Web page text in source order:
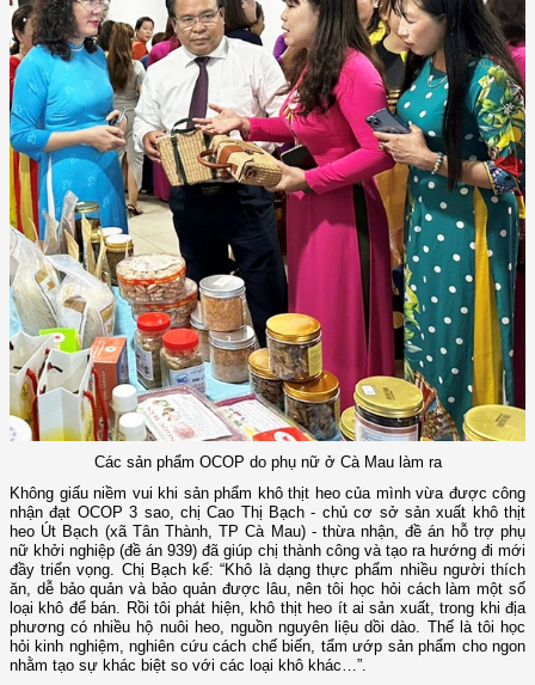
Các sản phẩm OCOP do phụ nữ ở Cà Mau làm ra
Không giấu niềm vui khi sản phẩm khô thịt heo của mình vừa được công
nhận đạt OCOP 3 sao, chị Cao Thị Bạch - chủ cơ sở sản xuất khô thịt
heo Út Bạch (xã Tân Thành, TP Cà Mau) - thừa nhận, đề án hỗ trợ phụ
nữ khởi nghiệp (đề án 939) đã giúp chị thành công và tạo ra hướng đi mới
đầy triển vọng. Chị Bạch kể: “Khô là dạng thực phẩm nhiều người thích
ăn, dễ bảo quản và bảo quản được lâu, nên tôi học hỏi cách làm một số
loại khô để bán. Rồi tôi phát hiện, khô thịt heo ít ai sản xuất, trong khi địa
phương có nhiều hộ nuôi heo, nguồn nguyên liệu dồi dào. Thế là tôi học
hỏi kinh nghiệm, nghiên cứu cách chế biến, tẩm ướp sản phẩm cho ngon
nhằm tạo sự khác biệt so với các loại khô khác…”.